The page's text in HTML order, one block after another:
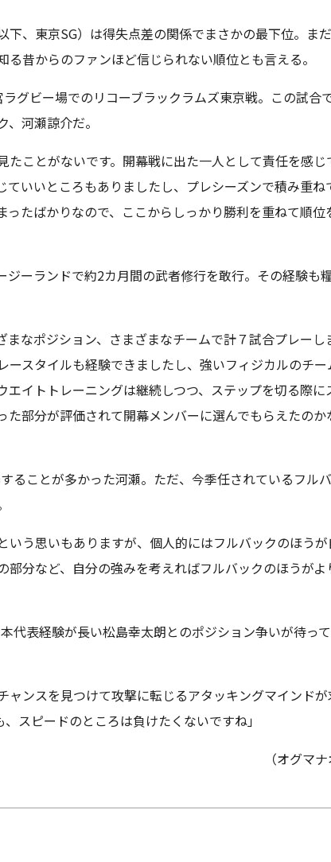
、東京SG）は得失点差の関係でまさかの最下位。ま
昔からのファンほど信じられない順位とも言える。
グビー場でのリコーブラックラムズ東京戦。この試合
河瀬諒介だ。
たことがないです。開幕戦に出た一人として責任を感じ
いいところもありましたし、プレシーズンで積み重ね
たばかりなので、ここからしっかり勝利を重ねて順位
ーランドで約2カ月間の武者修行を敢行。その経験も糧
まなポジション、さまざまなチームで計７試合プレーし
スタイルも経験できましたし、強いフィジカルのチー
イトトレーニングは継続しつつ、ステップを切る際に
た部分が評価されて開幕メンバーに選んでもらえたのか
ることが多かった河瀬。ただ、今季任されているフル
いう思いもありますが、個人的にはフルバックのほう
分など、自分の強みを考えればフルバックのほうがよ
代表経験が長い松島幸太朗とのポジション争いが待っ
ャンスを見つけて攻撃に転じるアタッキングマインドが
スピードのところは負けたくないですね」
（オグマナ